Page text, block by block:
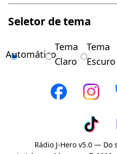
Seletor de tema
Automático
Tema
Claro
Tema
Escuro
Rádio J-Hero v5.0 — Do